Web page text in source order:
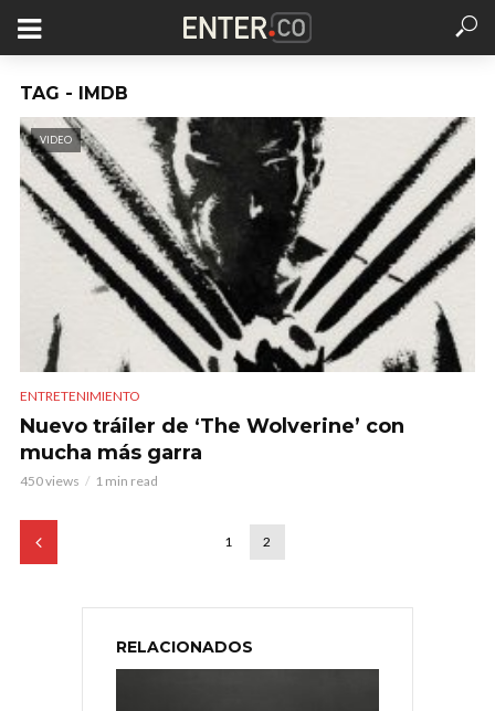
TAG - IMDB
VIDEO
ENTRETENIMIENTO
Nuevo tráiler de ‘The Wolverine’ con
mucha más garra
450 views 1 min read
1 2
RELACIONADOS